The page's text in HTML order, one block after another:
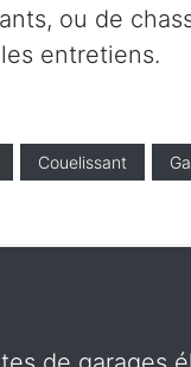
ou de
entretiens.
Couelissant